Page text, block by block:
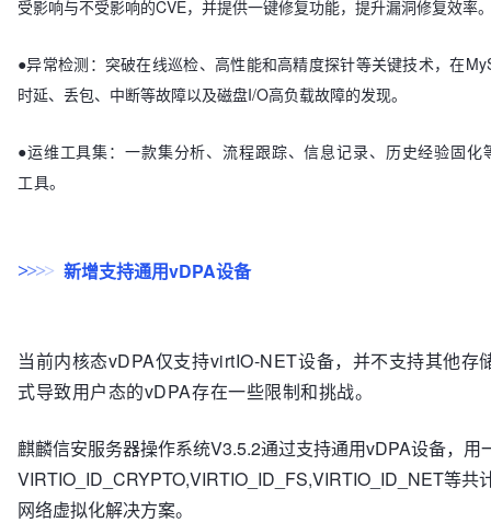
受影响与不受影响的CVE，并提供一键修复功能，提升漏洞修复效率
●异常检测：突破在线巡检、高性能和高精度探针等关键技术，在
时延、丢包、中断等故障以及磁盘I/O高负载故障的发现。
●运维工具集：一款集分析、流程跟踪、信息记录、历史经验固
工具。
>>>> 新增支持通用vDPA设备
当前内核态vDPA仅支持virtIO-NET设备，并不支持其他存
式导致用户态的vDPA存在一些限制和挑战。
麒麟信安服务器操作系统V3.5.2通过支持通用vDPA设备，用
VIRTIO_ID_CRYPTO,VIRTIO_ID_FS,VIRTIO_ID_NET等共
网络虚拟化解决方案。